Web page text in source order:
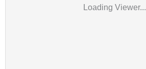
Loading Viewer...